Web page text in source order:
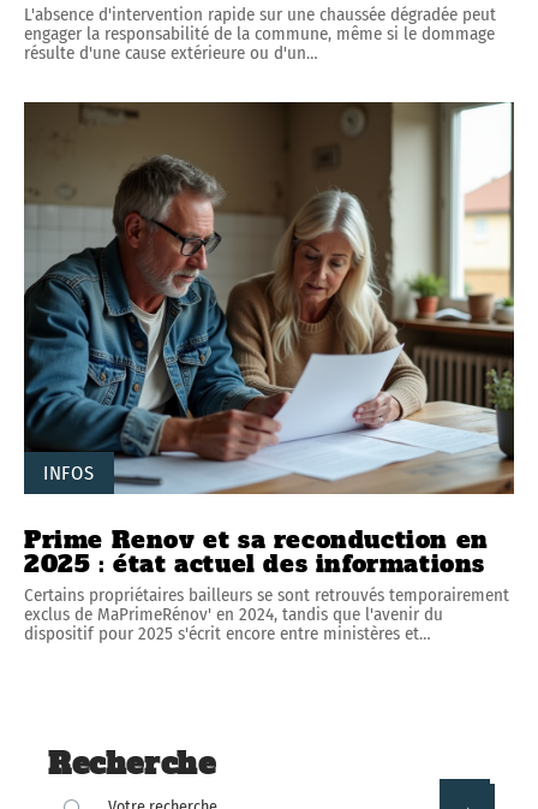
L'absence d'intervention rapide sur une chaussée dégradée peut
engager la responsabilité de la commune, même si le dommage
résulte d'une cause extérieure ou d'un…
INFOS
Prime Renov et sa reconduction en
2025 : état actuel des informations
Certains propriétaires bailleurs se sont retrouvés temporairement
exclus de MaPrimeRénov' en 2024, tandis que l'avenir du
dispositif pour 2025 s'écrit encore entre ministères et…
Recherche